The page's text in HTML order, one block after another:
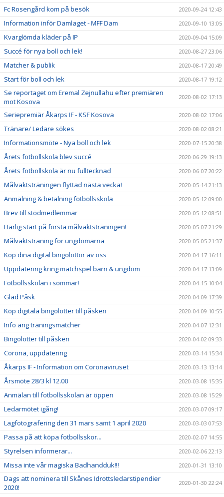
Fc Rosengård kom på besök 2020-09-24 12:43
Information inför Damlaget - MFF Dam 2020-09-10 13:05
Kvarglömda kläder på IP 2020-09-04 15:09
Succé för nya boll och lek! 2020-08-27 23:06
Matcher & publik 2020-08-17 20:49
Start för boll och lek 2020-08-17 19:12
Se reportaget om Eremal Zejnullahu efter premiären
mot Kosova
2020-08-02 17:13
Seriepremiär Åkarps IF - KSF Kosova 2020-08-02 17:06
Tränare/ Ledare sökes 2020-08-02 08:21
Informationsmöte - Nya boll och lek 2020-07-15 20:38
Årets fotbollskola blev succé 2020-06-29 19:13
Årets fotbollskola är nu fulltecknad 2020-06-07 20:22
Målvaktsträningen flyttad nästa vecka! 2020-05-14 21:13
Anmälning & betalning fotbollsskola 2020-05-12 09:00
Brev till stödmedlemmar 2020-05-12 08:51
Härlig start på första målvaktsträningen! 2020-05-07 21:29
Målvaktsträning för ungdomarna 2020-05-05 21:37
Köp dina digital bingolottor av oss 2020-04-17 16:11
Uppdatering kring matchspel barn & ungdom 2020-04-17 13:09
Fotbollsskolan i sommar! 2020-04-15 10:04
Glad Påsk 2020-04-09 17:39
Köp digitala bingolotter till påsken 2020-04-09 10:55
Info ang träningsmatcher 2020-04-07 12:31
Bingolotter till påsken 2020-04-02 09:33
Corona, uppdatering 2020-03-14 15:34
Åkarps IF - Information om Coronaviruset 2020-03-13 13:14
Årsmöte 28/3 kl 12.00 2020-03-08 15:35
Anmälan till fotbollsskolan är öppen 2020-03-08 15:29
Ledarmötet igång! 2020-03-07 09:17
Lagfotografering den 31 mars samt 1 april 2020 2020-03-03 07:53
Passa på att köpa fotbollsskor... 2020-02-07 14:55
Styrelsen informerar... 2020-02-06 22:13
Missa inte vår magiska Badhandduk!!! 2020-01-31 13:10
Dags att nominera till Skånes Idrottsledarstipendier
2020!
2020-01-30 22:24